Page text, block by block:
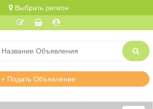
Выбрать регион
+ Подать Объявление